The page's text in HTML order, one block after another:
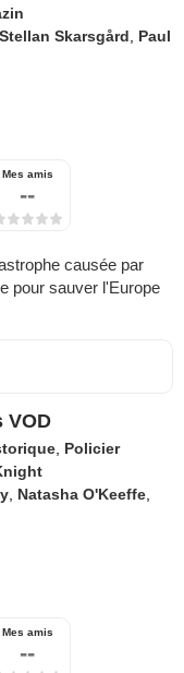
Stellan Skarsgård
Paul
Mes amis
--
causée par
pour sauver l'Europe
VOD
Policier
Natasha O'Keeffe
Mes amis
--